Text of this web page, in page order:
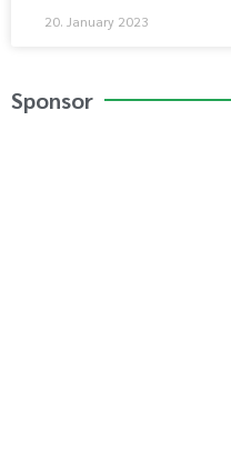
20. January 2023
Sponsor